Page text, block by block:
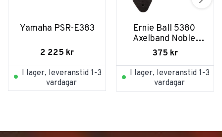
Yamaha PSR-E383
2 225 kr
I lager, leveranstid 1-3
vardagar
Ernie Ball 5380
Axelband Noble
Rose
375 kr
I lager, leveranstid 1-3
vardagar